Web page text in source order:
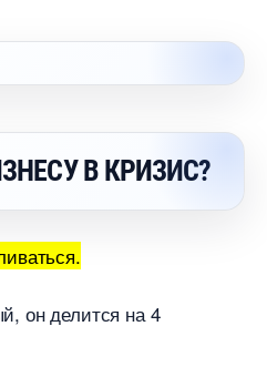
В КРИЗИС?
он делится на 4